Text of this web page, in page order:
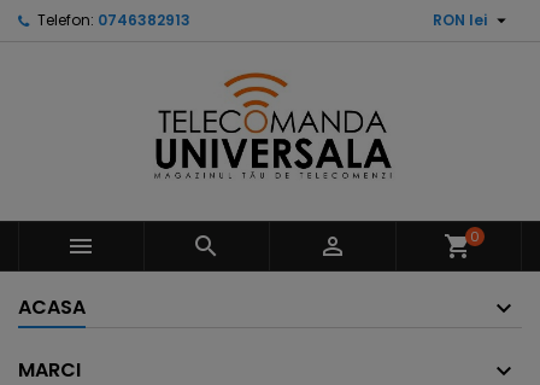
Telefon: 0746382913 RON lei 
   shopping_cart0
ACASA
MARCI